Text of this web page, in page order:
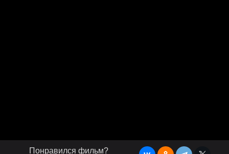
Понравился фильм?